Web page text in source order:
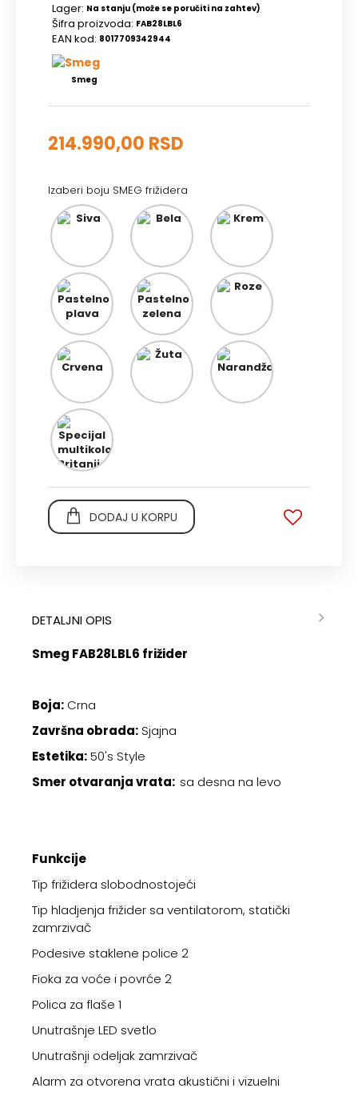
Lager: Na stanju (može se poručiti na zahtev)
Šifra proizvoda: FAB28LBL6
EAN kod: 8017709342944
Smeg
214.990,00 RSD
Izaberi boju SMEG frižidera
Siva Bela Krem
Pastelno
plava
Pastelno
zelena
Roze
Crvena
Specijal
multikolor/Velika
BritanijaDODAJ U KORPU
DETALJNI OPIS
Smeg FAB28LBL6 frižider
Boja: Crna
Završna obrada:Sjajna
Estetika:50's Style
Smer otvaranja vrata: sa desna na levo
Funkcije
Tip frižidera slobodnostojeći
Tip hladjenja frižider sa ventilatorom, statički
zamrzivač
Podesive staklene police 2
Fioka za voće i povrće 2
Polica za flaše 1
Unutrašnje LED svetlo
Unutrašnji odeljak zamrzivač
Alarm za otvorena vrata akustični i vizuelni